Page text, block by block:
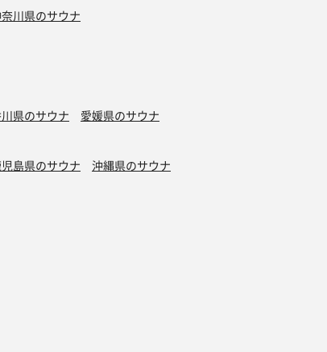
川県のサウナ
県のサウナ
愛媛県のサウナ
島県のサウナ 沖縄県のサウナ